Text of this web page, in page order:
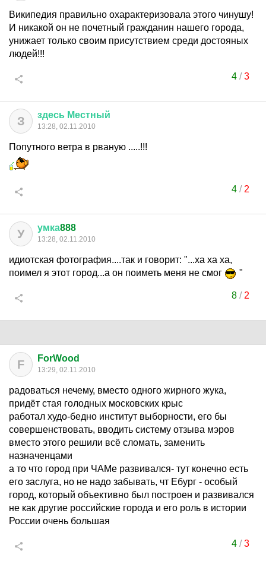
Википедия правильно охарактеризовала этого чинушу!
И никакой он не почетный гражданин нашего города,
унижает только своим присутствием среди достояных
людей!!!
4/3
З здесь Местный
13:28, 02.11.2010
Попутного ветра в рваную .....!!!
4/ 2
У умка888
13:28, 02.11.2010
идиотская фотография....так и говорит: "...ха ха ха,
поимел я этот город...а он поиметь меня не смог
"
8/ 2
F ForWood
13:29, 02.11.2010
радоваться нечему, вместо одного жирного жука,
придёт стая голодных московских крыс
работал худо-бедно институт выборности, его бы
совершенствовать, вводить систему отзыва мэров
вместо этого решили всё сломать, заменить
назначенцами
а то что город при ЧАМе развивался- тут конечно есть
его заслуга, но не надо забывать, чт Ебург - особый
город, который объективно был построен и развивался
не как другие российские города и его роль в истории
России очень большая
4/3